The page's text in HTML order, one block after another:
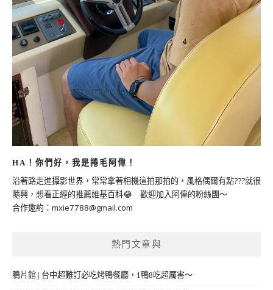
HA！你們好，我是捲毛阿偉！
沿著路走進攝影世界，常常拿著相機這拍那拍的，風格偶爾有點???就很
隨興，想看正經的推薦維基百科😂 歡迎加入阿偉的粉絲團～
合作邀約： mxie7788@gmail.com
熱門文章與
鴨片館 | 台中超難訂必吃烤鴨餐廳，1鴨8吃超厲害～